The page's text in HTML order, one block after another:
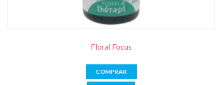
Floral Focus
COMPRAR